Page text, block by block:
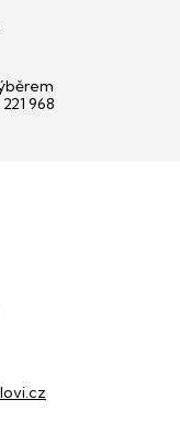
968